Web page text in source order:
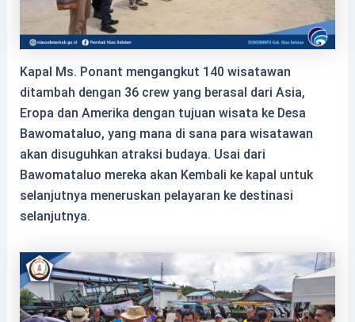
Kapal Ms. Ponant mengangkut 140 wisatawan
ditambah dengan 36 crew yang berasal dari Asia,
Eropa dan Amerika dengan tujuan wisata ke Desa
Bawomataluo, yang mana di sana para wisatawan
akan disuguhkan atraksi budaya. Usai dari
Bawomataluo mereka akan Kembali ke kapal untuk
selanjutnya meneruskan pelayaran ke destinasi
selanjutnya.